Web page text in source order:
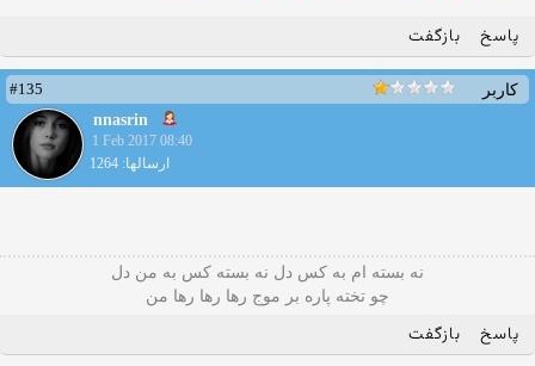
پاسخ بازگفت
کاربر
#135
nnasrin
1 Feb 2017 08:40
ارسالها: 1264
نه بسته ام به کس دل نه بسته کس به من دل
چو تخته پاره بر موج رها رها رها من
پاسخ بازگفت